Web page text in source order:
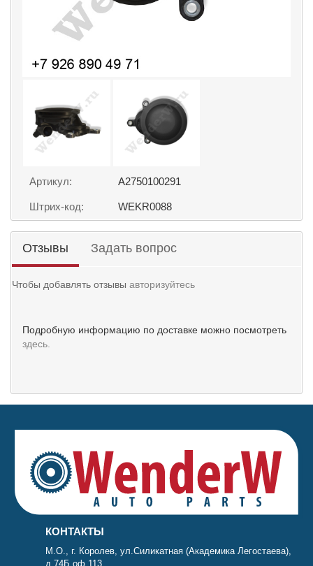
Артикул: A2750100291
Штрих-код: WEKR0088
Отзывы Задать вопрос
Чтобы добавлять отзывы авторизуйтесь
Подробную информацию по доставке можно посмотреть
здесь.
КОНТАКТЫ
М.О., г. Королев, ул.Силикатная (Академика Легостаева),
д.74Б оф.113